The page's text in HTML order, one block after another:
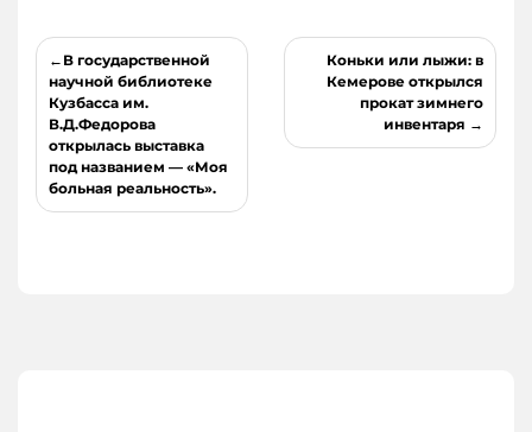
Навигация
по
записям
В государственной
научной библиотеке
Кузбасса им.
В.Д.Федорова
открылась выставка
под названием — «Моя
больная реальность».
Коньки или лыжи: в
Кемерове открылся
прокат зимнего
инвентаря